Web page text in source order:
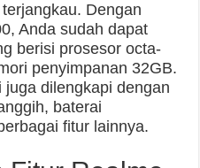
Dengan
Anda sudah dapat
berisi prosesor octa-
penyimpanan 32GB.
dilengkapi dengan
baterai
fitur lainnya.